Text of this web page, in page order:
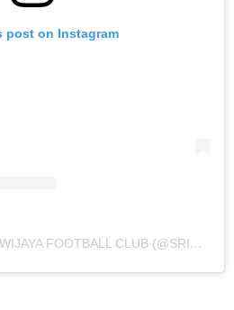
post on Instagram
A POST SHARED BY SRIWIJAYA FOOTBALL CLUB (@SRIWIJAYAFC.ID)